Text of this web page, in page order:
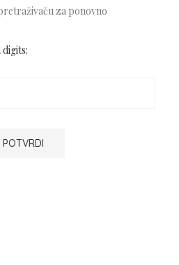
za ponovno